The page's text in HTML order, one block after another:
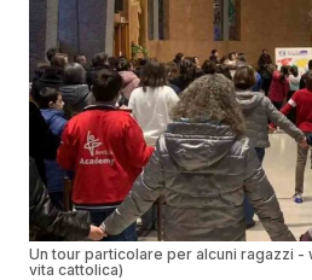
Un tour particolare per alcuni ragazzi -
vita cattolica)